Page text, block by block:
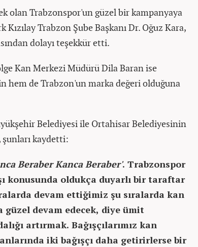
olan Trabzonspor'un güzel bir kampanyaya
Trabzon Şube Başkanı Dr. Oğuz Kara,
dolayı teşekkür etti.
Kan Merkezi Müdürü Dila Baran ise
hem de Trabzon'un marka değeri olduğuna
Belediyesi ile Ortahisar Belediyesinin
kaydetti:
Beraber Kanca Beraber'. Trabzonspor
konusunda oldukça duyarlı bir taraftar
devam ettiğimiz şu sıralarda kan
güzel devam edecek, diye ümit
artırmak. Bağışçılarımız kan
iki bağışçı daha getirirlerse bir